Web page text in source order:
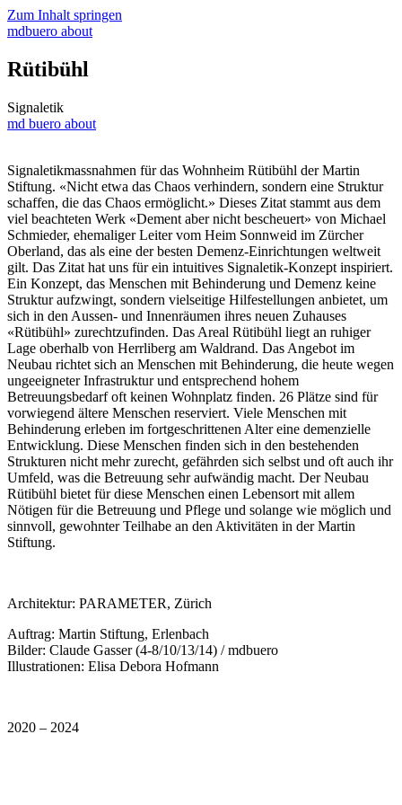
Zum Inhalt springen
mdbuero about
Rütibühl
Signaletik
md buero about
Signaletikmassnahmen für das Wohnheim Rütibühl der Martin
Stiftung. «Nicht etwa das Chaos verhindern, sondern eine Struktur
schaffen, die das Chaos ermöglicht.» Dieses Zitat stammt aus dem
viel beachteten Werk «Dement aber nicht bescheuert» von Michael
Schmieder, ehemaliger Leiter vom Heim Sonnweid im Zürcher
Oberland, das als eine der besten Demenz-Einrichtungen weltweit
gilt. Das Zitat hat uns für ein intuitives Signaletik-Konzept inspiriert.
Ein Konzept, das Menschen mit Behinderung und Demenz keine
Struktur aufzwingt, sondern vielseitige Hilfestellungen anbietet, um
sich in den Aussen- und Innenräumen ihres neuen Zuhauses
«Rütibühl» zurechtzufinden. Das Areal Rütibühl liegt an ruhiger
Lage oberhalb von Herrliberg am Waldrand. Das Angebot im
Neubau richtet sich an Menschen mit Behinderung, die heute wegen
ungeeigneter Infrastruktur und entsprechend hohem
Betreuungsbedarf oft keinen Wohnplatz finden. 26 Plätze sind für
vorwiegend ältere Menschen reserviert. Viele Menschen mit
Behinderung erleben im fortgeschrittenen Alter eine demenzielle
Entwicklung. Diese Menschen finden sich in den bestehenden
Strukturen nicht mehr zurecht, gefährden sich selbst und oft auch ihr
Umfeld, was die Betreuung sehr aufwändig macht. Der Neubau
Rütibühl bietet für diese Menschen einen Lebensort mit allem
Nötigen für die Betreuung und Pflege und solange wie möglich und
sinnvoll, gewohnter Teilhabe an den Aktivitäten in der Martin
Stiftung.
Architektur: PARAMETER, Zürich
Auftrag: Martin Stiftung, Erlenbach
Bilder: Claude Gasser (4-8/10/13/14) / mdbuero
Illustrationen: Elisa Debora Hofmann
2020 – 2024